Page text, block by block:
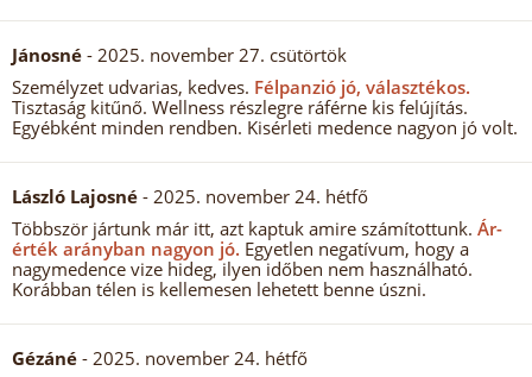
Jánosné - 2025. november 27. csütörtök
Személyzet udvarias, kedves. Félpanzió jó, választékos.
Tisztaság kitűnő. Wellness részlegre ráférne kis felújítás.
Egyébként minden rendben. Kisérleti medence nagyon jó volt.
László Lajosné - 2025. november 24. hétfő
Többször jártunk már itt, azt kaptuk amire számítottunk. Ár-
érték arányban nagyon jó. Egyetlen negatívum, hogy a
nagymedence vize hideg, ilyen időben nem használható.
Korábban télen is kellemesen lehetett benne úszni.
Gézáné - 2025. november 24. hétfő